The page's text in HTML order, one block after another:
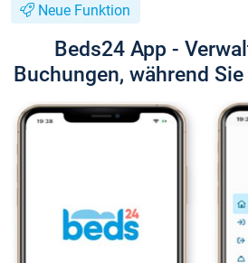
Neue Funktion
Beds24 App -
Buchungen, während